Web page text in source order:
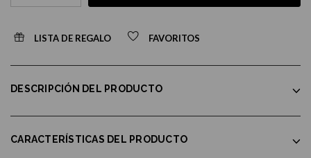
LISTA DE REGALO FAVORITOS
DESCRIPCIÓN DEL PRODUCTO
CARACTERÍSTICAS DEL PRODUCTO